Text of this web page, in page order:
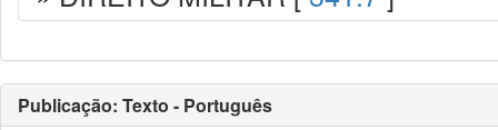
Publicação: Texto - Português